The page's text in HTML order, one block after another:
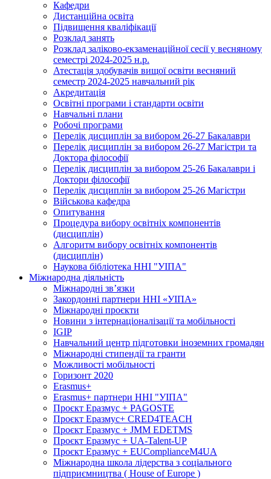
Кафедри
Дистанційна освіта
Підвищення кваліфікації
Розклад занять
Розклад заліково-екзаменаційної сесії у весняному
семестрі 2024-2025 н.р.
Атестація здобувачів вищої освіти весняний
семестр 2024-2025 навчальний рік
Акредитація
Освітні програми і стандарти освіти
Навчальні плани
Робочі програми
Перелік дисциплін за вибором 26-27 Бакалаври
Перелік дисциплін за вибором 26-27 Магістри та
Доктора філософії
Перелік дисциплін за вибором 25-26 Бакалаври і
Доктори філософії
Перелік дисциплін за вибором 25-26 Магістри
Військова кафедра
Опитування
Процедура вибору освітніх компонентів
(дисциплін)
Алгоритм вибору освітніх компонентів
(дисциплін)
Наукова бібліотека ННІ "УІПА"
Міжнародна діяльність
Міжнародні зв’язки
Закордонні партнери ННІ «УІПА»
Міжнародні проєкти
Новини з інтернаціоналізації та мобільності
IGIP
Навчальний центр підготовки іноземних громадян
Міжнародні стипендії та гранти
Можливості мобільності
Горизонт 2020
Erasmus+
Erasmus+ партнери ННІ "УІПА"
Проєкт Еразмус + PAGOSTE
Проєкт Еразмус+ CRED4TEACH
Проєкт Еразмус + JMM EDETMS
Проєкт Еразмус + UA-Talent-UP
Проєкт Еразмус + EUComplianceM4UA
Міжнародна школа лідерства з соціального
підприємництва ( House of Europe )